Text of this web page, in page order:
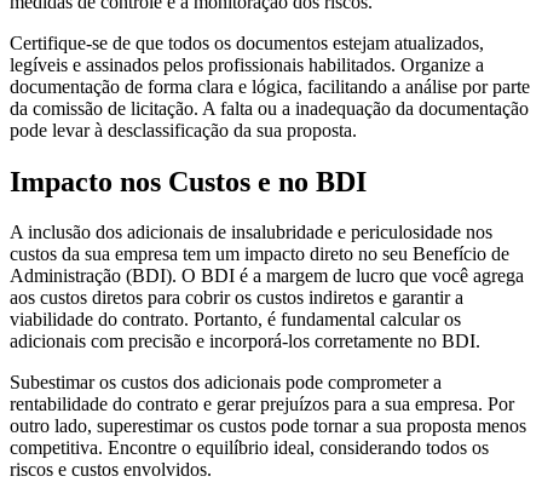
Certifique-se de que todos os documentos estejam atualizados,
legíveis e assinados pelos profissionais habilitados. Organize a
documentação de forma clara e lógica, facilitando a análise por parte
da comissão de licitação. A falta ou a inadequação da documentação
pode levar à desclassificação da sua proposta.
Impacto nos Custos e no BDI
A inclusão dos adicionais de insalubridade e periculosidade nos
custos da sua empresa tem um impacto direto no seu Benefício de
Administração (BDI). O BDI é a margem de lucro que você agrega
aos custos diretos para cobrir os custos indiretos e garantir a
viabilidade do contrato. Portanto, é fundamental calcular os
adicionais com precisão e incorporá-los corretamente no BDI.
Subestimar os custos dos adicionais pode comprometer a
rentabilidade do contrato e gerar prejuízos para a sua empresa. Por
outro lado, superestimar os custos pode tornar a sua proposta menos
competitiva. Encontre o equilíbrio ideal, considerando todos os
riscos e custos envolvidos.